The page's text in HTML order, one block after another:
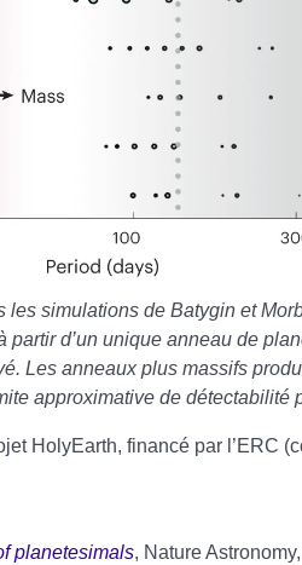
simulations de Batygin et
d’un unique anneau de
Les anneaux plus massifs
approximative de détectabilité
HolyEarth, financé par l’ERC
planetesimals, Nature